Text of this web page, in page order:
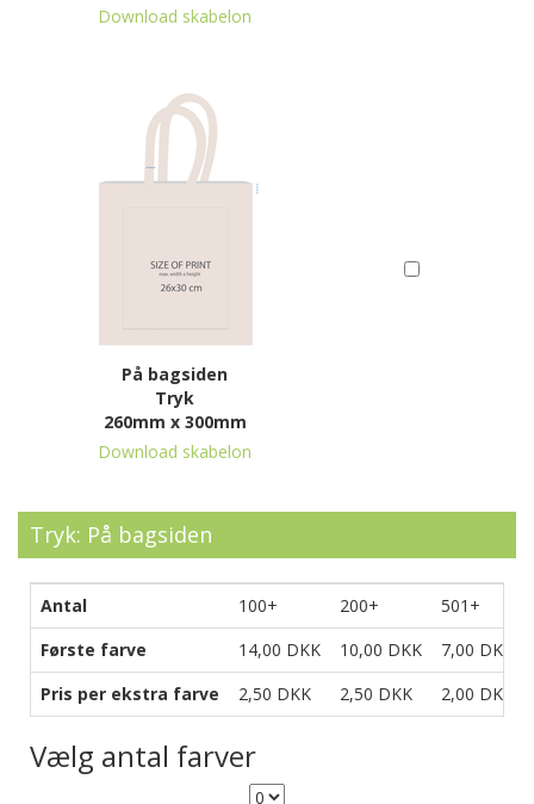
Download skabelon
På bagsiden
Tryk
260mm x 300mm
Download skabelon
Tryk: På bagsiden
Antal 100+ 200+ 501+
Første farve
14,00 DKK 10,00 DKK 7,00 DKK
Pris per ekstra farve
2,50 DKK 2,50 DKK 2,00 DKK
Vælg antal farver